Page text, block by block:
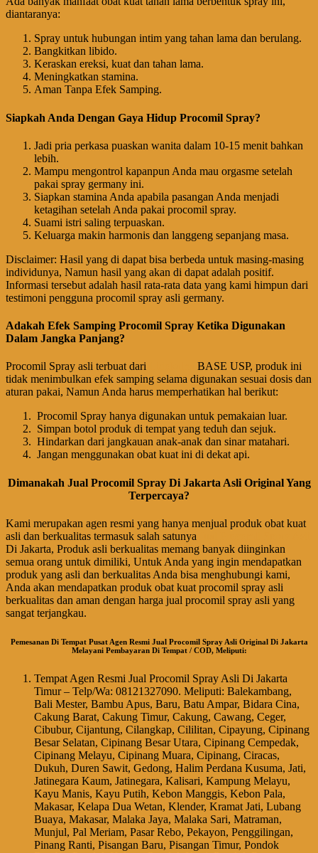
diantaranya:
Spray untuk hubungan intim yang tahan lama dan berulang.
Bangkitkan libido.
Keraskan ereksi, kuat dan tahan lama.
Meningkatkan stamina.
Aman Tanpa Efek Samping.
Siapkah Anda Dengan Gaya Hidup Procomil Spray?
Jadi pria perkasa puaskan wanita dalam 10-15 menit bahkan
lebih.
Mampu mengontrol kapanpun Anda mau orgasme setelah
pakai spray germany ini.
Siapkan stamina Anda apabila pasangan Anda menjadi
ketagihan setelah Anda pakai procomil spray.
Suami istri saling terpuaskan.
Keluarga makin harmonis dan langgeng sepanjang masa.
Disclaimer: Hasil yang di dapat bisa berbeda untuk masing-masing
individunya, Namun hasil yang akan di dapat adalah positif.
Informasi tersebut adalah hasil rata-rata data yang kami himpun dari
testimoni pengguna procomil spray asli germany.
Adakah Efek Samping Procomil Spray Ketika Digunakan
Dalam Jangka Panjang?
Procomil Spray asli terbuat dari
BASE USP, produk ini
tidak menimbulkan efek samping selama digunakan sesuai dosis dan
aturan pakai, Namun Anda harus memperhatikan hal berikut:
Procomil Spray hanya digunakan untuk pemakaian luar.
Simpan botol produk di tempat yang teduh dan sejuk.
Hindarkan dari jangkauan anak-anak dan sinar matahari.
Jangan menggunakan obat kuat ini di dekat api.
Dimanakah Jual Procomil Spray Di Jakarta Asli Original Yang
Terpercaya?
Kami merupakan agen resmi yang hanya menjual produk obat kuat
asli dan berkualitas termasuk salah satunya
Di Jakarta, Produk asli berkualitas memang banyak diinginkan
semua orang untuk dimiliki, Untuk Anda yang ingin mendapatkan
produk yang asli dan berkualitas Anda bisa menghubungi kami,
Anda akan mendapatkan produk obat kuat procomil spray asli
berkualitas dan aman dengan harga jual procomil spray asli yang
sangat terjangkau.
Pemesanan Di Tempat Pusat Agen Resmi Jual Procomil Spray Asli Original Di Jakarta
Melayani Pembayaran Di Tempat / COD, Meliputi:
Tempat Agen Resmi Jual Procomil Spray Asli Di Jakarta
Timur – Telp/Wa: 08121327090. Meliputi: Balekambang,
Bali Mester, Bambu Apus, Baru, Batu Ampar, Bidara Cina,
Cakung Barat, Cakung Timur, Cakung, Cawang, Ceger,
Cibubur, Cijantung, Cilangkap, Cililitan, Cipayung, Cipinang
Besar Selatan, Cipinang Besar Utara, Cipinang Cempedak,
Cipinang Melayu, Cipinang Muara, Cipinang, Ciracas,
Dukuh, Duren Sawit, Gedong, Halim Perdana Kusuma, Jati,
Jatinegara Kaum, Jatinegara, Kalisari, Kampung Melayu,
Kayu Manis, Kayu Putih, Kebon Manggis, Kebon Pala,
Makasar, Kelapa Dua Wetan, Klender, Kramat Jati, Lubang
Buaya, Makasar, Malaka Jaya, Malaka Sari, Matraman,
Munjul, Pal Meriam, Pasar Rebo, Pekayon, Penggilingan,
Pinang Ranti, Pisangan Baru, Pisangan Timur, Pondok